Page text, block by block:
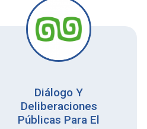
Diálogo Y
Deliberaciones
Públicas Para El